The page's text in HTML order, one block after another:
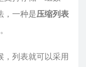
，一种是压缩列表
，列表就可以采用